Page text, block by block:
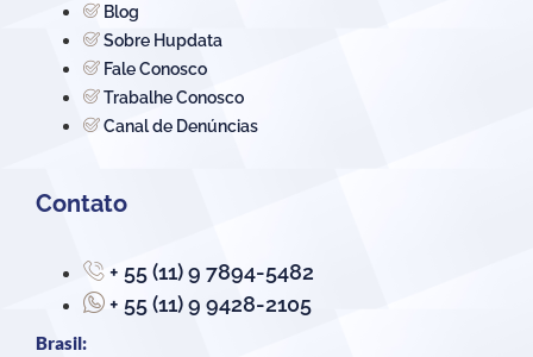
Blog
Sobre Hupdata
Fale Conosco
Trabalhe Conosco
Canal de Denúncias
Contato
+ 55 (11) 9 7894-5482
+ 55 (11) 9 9428-2105
Brasil: